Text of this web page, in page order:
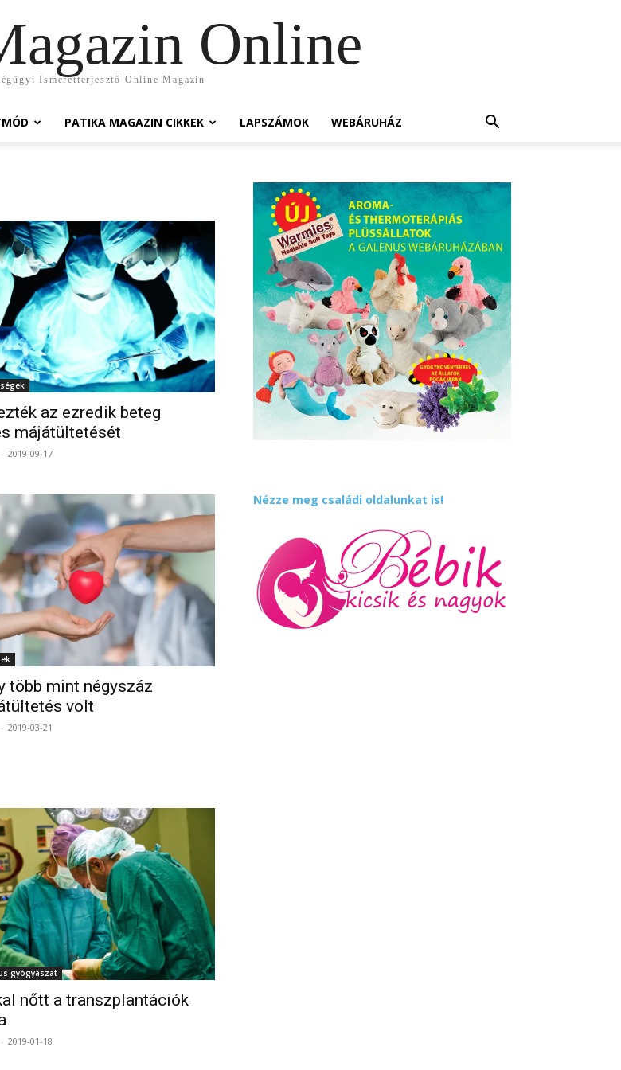
Online
Ismeretterjesztő Online Magazin
PATIKA MAGAZIN CIKKEK LAPSZÁMOK WEBÁRUHÁZ
az ezredik beteg
májátültetését
- 2019-09-17
több mint négyszáz
volt
- 2019-03-21
gyógyászat
nőtt a transzplantációk
- 2019-01-18
Nézze meg családi oldalunkat is!